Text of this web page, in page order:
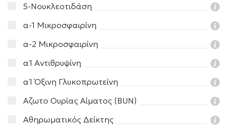
5-Νουκλεοτιδάση
α-1 Μικροσφαιρίνη
α-2 Μικροσφαιρίνη
α1 Αντιθρυψίνη
α1 Όξινη Γλυκοπρωτείνη
Αζωτο Ουρίας Αίματος (BUN)
Αθηρωματικός Δείκτης